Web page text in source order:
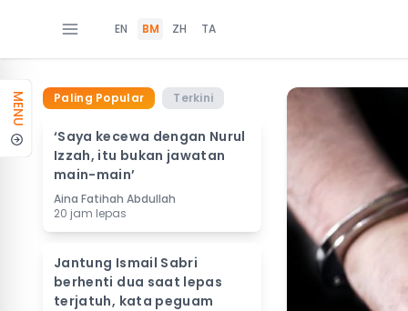
EN BM ZH TA
MENU Paling Popular Terkini
‘Saya kecewa dengan Nurul
Izzah, itu bukan jawatan
main-main’
Aina Fatihah Abdullah
20 jam lepas
Jantung Ismail Sabri
berhenti dua saat lepas
terjatuh, kata peguam